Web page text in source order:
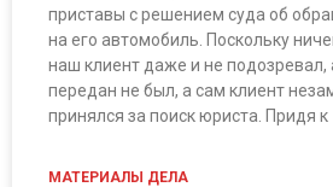
приставы с решением суда об
на его автомобиль. Поскольку
наш клиент даже и не
передан не был, а сам клиент
принялся за поиск юриста. Придя к
МАТЕРИАЛЫ ДЕЛА